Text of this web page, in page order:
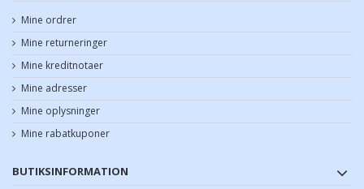
Mine ordrer
Mine returneringer
Mine kreditnotaer
Mine adresser
Mine oplysninger
Mine rabatkuponer
BUTIKSINFORMATION